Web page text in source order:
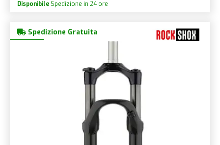
Disponibile Spedizione in 24 ore
Spedizione Gratuita